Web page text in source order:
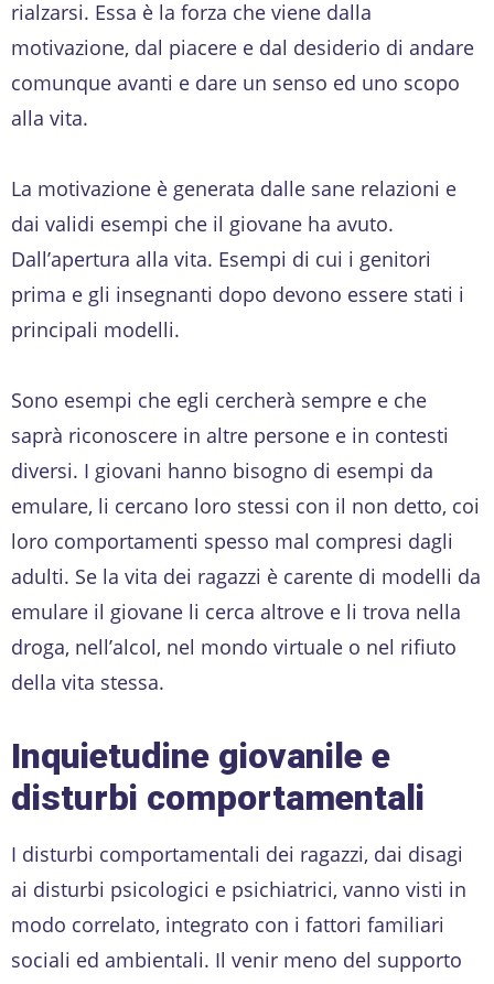
rialzarsi. Essa è la forza che viene dalla
motivazione, dal piacere e dal desiderio di andare
comunque avanti e dare un senso ed uno scopo
alla vita.
La motivazione è generata dalle sane relazioni e
dai validi esempi che il giovane ha avuto.
Dall’apertura alla vita. Esempi di cui i genitori
prima e gli insegnanti dopo devono essere stati i
principali modelli.
Sono esempi che egli cercherà sempre e che
saprà riconoscere in altre persone e in contesti
diversi. I giovani hanno bisogno di esempi da
emulare, li cercano loro stessi con il non detto, coi
loro comportamenti spesso mal compresi dagli
adulti. Se la vita dei ragazzi è carente di modelli da
emulare il giovane li cerca altrove e li trova nella
droga, nell’alcol, nel mondo virtuale o nel rifiuto
della vita stessa.
Inquietudine giovanile e
disturbi comportamentali
I disturbi comportamentali dei ragazzi, dai disagi
ai disturbi psicologici e psichiatrici, vanno visti in
modo correlato, integrato con i fattori familiari
sociali ed ambientali. Il venir meno del supporto